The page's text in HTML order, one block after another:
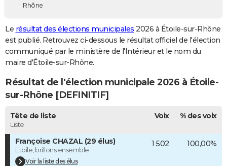
Destinations
City break
Voyage nature
Voyage de noces
Forum
GUIDES D'ACHAT
BONS PLANS
Carte de Noël
Carte Bonne année
Carte Saint-Valentin
Carte Pâques
Carte d'anniversaire
DICTIONNAIRE
Dictionnaire
Biographies
Citations
Expressions
Proverbes
PROGRAMME TV
COPAINS D'AVANT
S'inscrire
Se connecter
Lycées
Collèges
Primaires
Universités
Entreprises
Service militaire
Avis de recherche
AVIS DE DÉCÈS
Rhône
Le résultat des élections municipales 2026 à Étoile-sur-Rhône
est publié. Retrouvez ci-dessous le résultat officiel de l'élection
communiqué par le ministère de l'Intérieur et le nom du
maire d'Étoile-sur-Rhône.
Résultat de l'élection municipale 2026 à Étoile-
sur-Rhône [DEFINITIF]
Tête de liste
Liste
Voix % des voix
Françoise CHAZAL (29 élus)
Etoile, brillons ensemble
Voir la liste des élus
1 502 100,00%